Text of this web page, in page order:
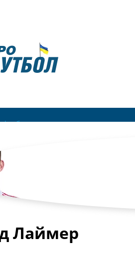
футбола Украины
комментарии
Мира
Лаймер